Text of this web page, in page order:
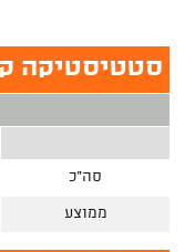
סטטיסטיקה
סה"כ
ממוצע